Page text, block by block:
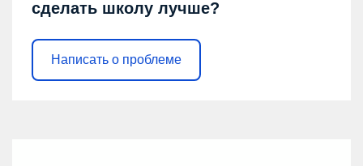
сделать школу лучше?
Написать о проблеме